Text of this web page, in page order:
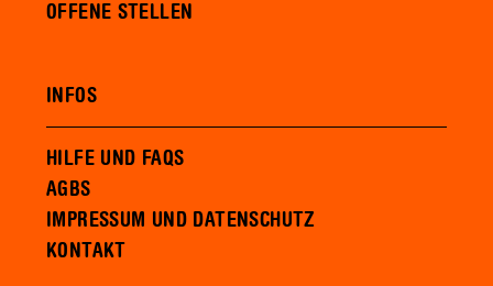
OFFENE STELLEN
INFOS
HILFE UND FAQS
AGBS
IMPRESSUM UND DATENSCHUTZ
KONTAKT